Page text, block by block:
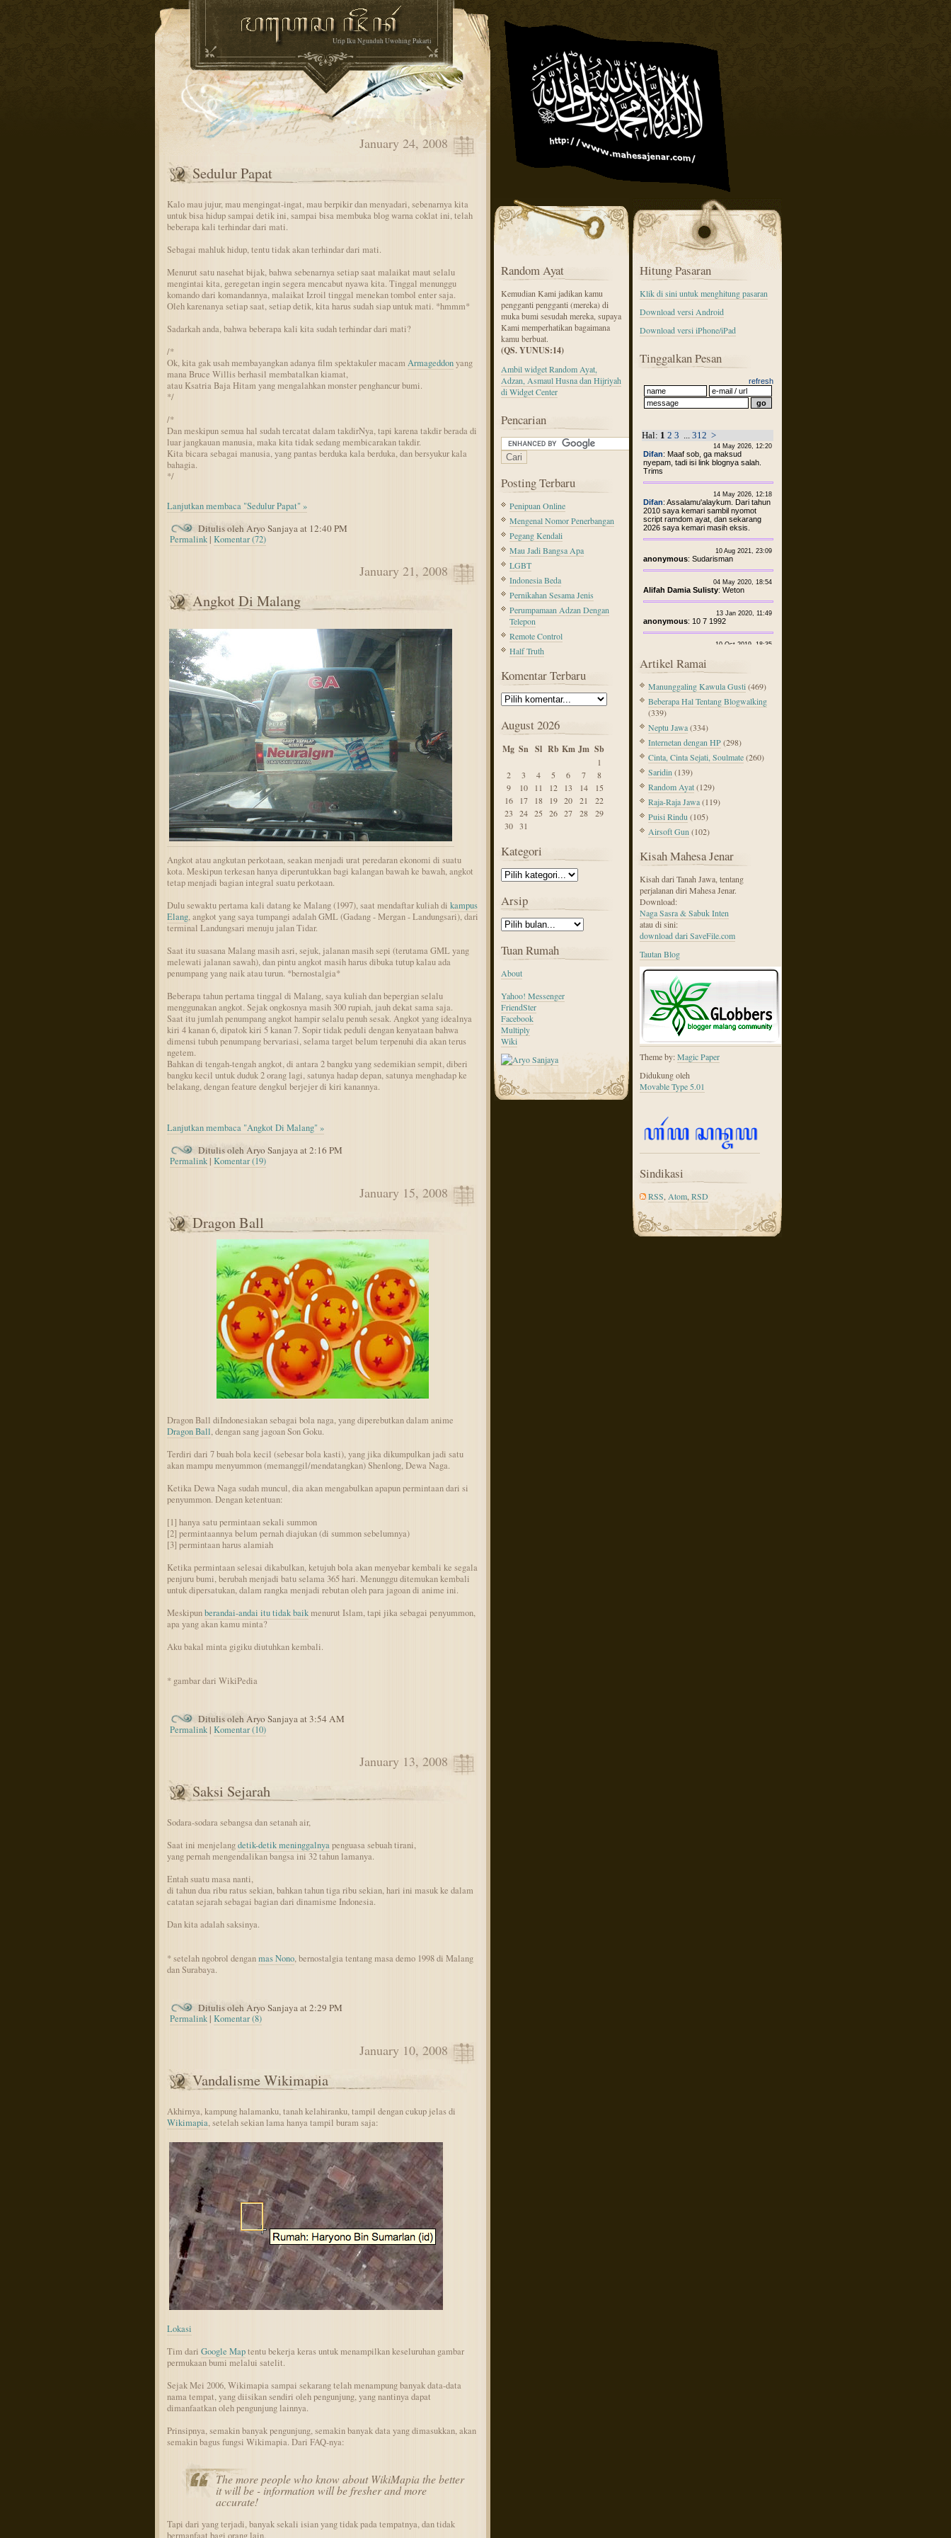
Urip Iku Ngunduh Uwohing Pakarti
January 24, 2008
Sedulur Papat
Kalo mau jujur, mau mengingat-ingat, mau berpikir dan menyadari, sebenarnya kita
untuk bisa hidup sampai detik ini, sampai bisa membuka blog warna coklat ini, telah
beberapa kali terhindar dari mati.
Sebagai mahluk hidup, tentu tidak akan terhindar dari mati.
Menurut satu nasehat bijak, bahwa sebenarnya setiap saat malaikat maut selalu
mengintai kita, geregetan ingin segera mencabut nyawa kita. Tinggal menunggu
komando dari komandannya, malaikat Izroil tinggal menekan tombol enter saja.
Oleh karenanya setiap saat, setiap detik, kita harus sudah siap untuk mati. *hmmm*
Sadarkah anda, bahwa beberapa kali kita sudah terhindar dari mati?
/*
Ok, kita gak usah membayangkan adanya film spektakuler macam Armageddonyang
mana Bruce Willis berhasil membatalkan kiamat,
atau Ksatria Baja Hitam yang mengalahkan monster penghancur bumi.
*/
/*
Dan meskipun semua hal sudah tercatat dalam takdirNya, tapi karena takdir berada di
luar jangkauan manusia, maka kita tidak sedang membicarakan takdir.
Kita bicara sebagai manusia, yang pantas berduka kala berduka, dan bersyukur kala
bahagia.
*/
Lanjutkan membaca "Sedulur Papat" »
Ditulis oleh Aryo Sanjaya at 12:40 PM
Permalink |Komentar (72)
January 21, 2008
Angkot Di Malang
Angkot atau angkutan perkotaan, seakan menjadi urat peredaran ekonomi di suatu
kota. Meskipun terkesan hanya diperuntukkan bagi kalangan bawah ke bawah, angkot
tetap menjadi bagian integral suatu perkotaan.
Dulu sewaktu pertama kali datang ke Malang (1997), saat mendaftar kuliah di kampus
Elang, angkot yang saya tumpangi adalah GML (Gadang - Mergan - Landungsari), dari
terminal Landungsari menuju jalan Tidar.
Saat itu suasana Malang masih asri, sejuk, jalanan masih sepi (terutama GML yang
melewati jalanan sawah), dan pintu angkot masih harus dibuka tutup kalau ada
penumpang yang naik atau turun. *bernostalgia*
Beberapa tahun pertama tinggal di Malang, saya kuliah dan bepergian selalu
menggunakan angkot. Sejak ongkosnya masih 300 rupiah, jauh dekat sama saja.
Saat itu jumlah penumpang angkot hampir selalu penuh sesak. Angkot yang idealnya
kiri 4 kanan 6, dipatok kiri 5 kanan 7. Sopir tidak peduli dengan kenyataan bahwa
dimensi tubuh penumpang bervariasi, selama target belum terpenuhi dia akan terus
ngetem.
Bahkan di tengah-tengah angkot, di antara 2 bangku yang sedemikian sempit, diberi
bangku kecil untuk duduk 2 orang lagi, satunya hadap depan, satunya menghadap ke
belakang, dengan feature dengkul berjejer di kiri kanannya.
Lanjutkan membaca "Angkot Di Malang" »
Ditulis oleh Aryo Sanjaya at 2:16 PM
Permalink |Komentar (19)
January 15, 2008
Dragon Ball
Dragon Ball diIndonesiakan sebagai bola naga, yang diperebutkan dalam anime
Dragon Ball, dengan sang jagoan Son Goku.
Terdiri dari 7 buah bola kecil (sebesar bola kasti), yang jika dikumpulkan jadi satu
akan mampu menyummon (memanggil/mendatangkan) Shenlong, Dewa Naga.
Ketika Dewa Naga sudah muncul, dia akan mengabulkan apapun permintaan dari si
penyummon. Dengan ketentuan:
[1] hanya satu permintaan sekali summon
[2] permintaannya belum pernah diajukan (di summon sebelumnya)
[3] permintaan harus alamiah
Ketika permintaan selesai dikabulkan, ketujuh bola akan menyebar kembali ke segala
penjuru bumi, berubah menjadi batu selama 365 hari. Menunggu ditemukan kembali
untuk dipersatukan, dalam rangka menjadi rebutan oleh para jagoan di anime ini.
Meskipunberandai-andai itu tidak baikmenurut Islam, tapi jika sebagai penyummon,
apa yang akan kamu minta?
Aku bakal minta gigiku diutuhkan kembali.
* gambar dari WikiPedia
Ditulis oleh Aryo Sanjaya at 3:54 AM
Permalink |Komentar (10)
January 13, 2008
Saksi Sejarah
Sodara-sodara sebangsa dan setanah air,
Saat ini menjelangdetik-detik meninggalnyapenguasa sebuah tirani,
yang pernah mengendalikan bangsa ini 32 tahun lamanya.
Entah suatu masa nanti,
di tahun dua ribu ratus sekian, bahkan tahun tiga ribu sekian, hari ini masuk ke dalam
catatan sejarah sebagai bagian dari dinamisme Indonesia.
Dan kita adalah saksinya.
* setelah ngobrol denganmas Nono, bernostalgia tentang masa demo 1998 di Malang
dan Surabaya.
Ditulis oleh Aryo Sanjaya at 2:29 PM
Permalink |Komentar (8)
January 10, 2008
Vandalisme Wikimapia
Akhirnya, kampung halamanku, tanah kelahiranku, tampil dengan cukup jelas di
Wikimapia, setelah sekian lama hanya tampil buram saja:
Lokasi
Tim dari Google Maptentu bekerja keras untuk menampilkan keseluruhan gambar
permukaan bumi melalui satelit.
Sejak Mei 2006, Wikimapia sampai sekarang telah menampung banyak data-data
nama tempat, yang diisikan sendiri oleh pengunjung, yang nantinya dapat
dimanfaatkan oleh pengunjung lainnya.
Prinsipnya, semakin banyak pengunjung, semakin banyak data yang dimasukkan, akan
semakin bagus fungsi Wikimapia. Dari FAQ-nya:
The more people who know about WikiMapia the better
it will be - information will be fresher and more
accurate!
Tapi dari yang terjadi, banyak sekali isian yang tidak pada tempatnya, dan tidak
bermanfaat bagi orang lain.
Random Ayat
Kemudian Kami jadikan kamu
pengganti pengganti (mereka) di
muka bumi sesudah mereka, supaya
Kami memperhatikan bagaimana
kamu berbuat.
(QS. YUNUS:14)
Ambil widget Random Ayat,
Adzan, Asmaul Husna dan Hijriyah
di Widget Center
Pencarian
Posting Terbaru
Penipuan Online
Mengenal Nomor Penerbangan
Pegang Kendali
Mau Jadi Bangsa Apa
LGBT
Indonesia Beda
Pernikahan Sesama Jenis
Perumpamaan Adzan Dengan
Telepon
Remote Control
Half Truth
Komentar Terbaru
August 2026
Mg Sn Sl Rb Km Jm Sb
1
2
3 4 5 6 7
8
9
10 11 12 13 14
15
16
17 18 19 20 21
22
23
24 25 26 27 28
29
30 31
Kategori
Arsip
Tuan Rumah
About
Yahoo! Messenger
FriendSter
Facebook
Multiply
Wiki
Hitung Pasaran
Klik di sini untuk menghitung pasaran
Download versi Android
Download versi iPhone/iPad
Tinggalkan Pesan
Artikel Ramai
Manunggaling Kawula Gusti(469)
Beberapa Hal Tentang Blogwalking
(339)
Neptu Jawa(334)
Internetan dengan HP(298)
Cinta, Cinta Sejati, Soulmate(260)
Saridin (139)
Random Ayat(129)
Raja-Raja Jawa(119)
Puisi Rindu (105)
Airsoft Gun (102)
Kisah Mahesa Jenar
Kisah dari Tanah Jawa, tentang
perjalanan diri Mahesa Jenar.
Download:
Naga Sasra & Sabuk Inten
atau di sini:
download dari SaveFile.com
Tautan Blog
Theme by:Magic Paper
Didukung oleh
Movable Type 5.01
Sindikasi
RSS Atom, RSD